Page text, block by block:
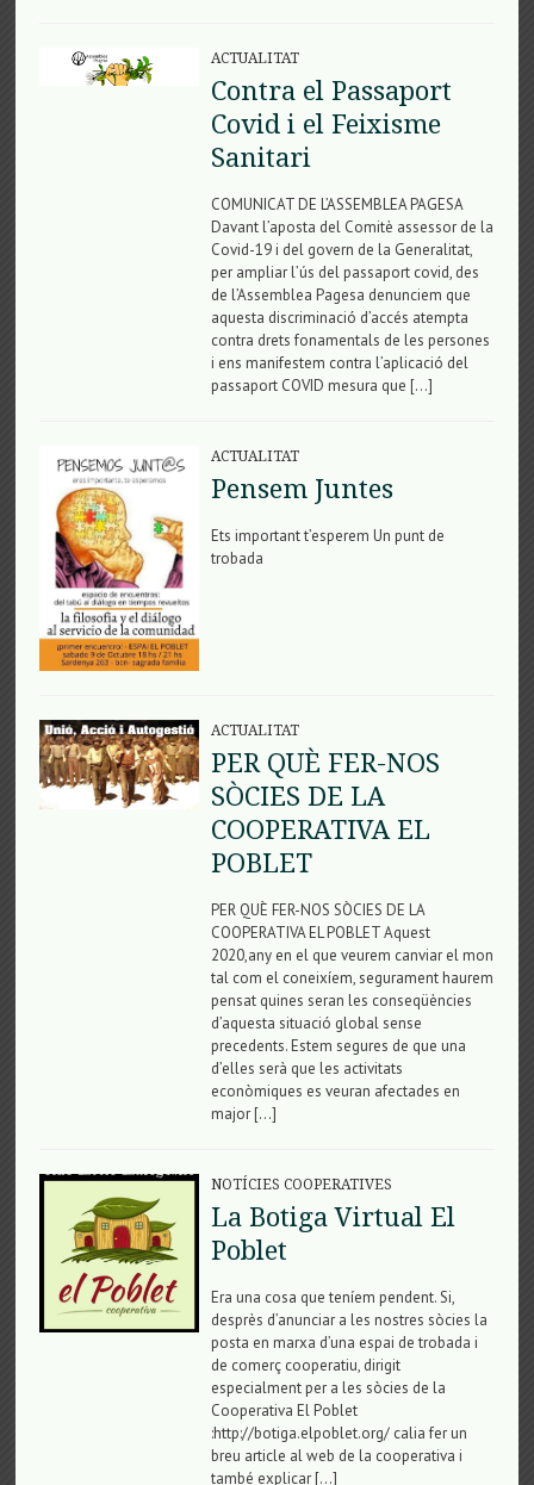
ACTUALITAT
Contra el Passaport
Covid i el Feixisme
Sanitari
COMUNICAT DE L’ASSEMBLEA PAGESA
Davant l’aposta del Comitè assessor de la
Covid-19 i del govern de la Generalitat,
per ampliar l’ús del passaport covid, des
de l’Assemblea Pagesa denunciem que
aquesta discriminació d’accés atempta
contra drets fonamentals de les persones
i ens manifestem contra l’aplicació del
passaport COVID mesura que […]
ACTUALITAT
Pensem Juntes
Ets important t’esperem Un punt de
trobada
ACTUALITAT
PER QUÈ FER-NOS
SÒCIES DE LA
COOPERATIVA EL
POBLET
PER QUÈ FER-NOS SÒCIES DE LA
COOPERATIVA EL POBLET Aquest
2020,any en el que veurem canviar el mon
tal com el coneixíem, segurament haurem
pensat quines seran les conseqüències
d’aquesta situació global sense
precedents. Estem segures de que una
d’elles serà que les activitats
econòmiques es veuran afectades en
major […]
NOTÍCIES COOPERATIVES
La Botiga Virtual El
Poblet
Era una cosa que teníem pendent. Si,
desprès d’anunciar a les nostres sòcies la
posta en marxa d’una espai de trobada i
de comerç cooperatiu, dirigit
especialment per a les sòcies de la
Cooperativa El Poblet
:http://botiga.elpoblet.org/ calia fer un
breu article al web de la cooperativa i
també explicar […]